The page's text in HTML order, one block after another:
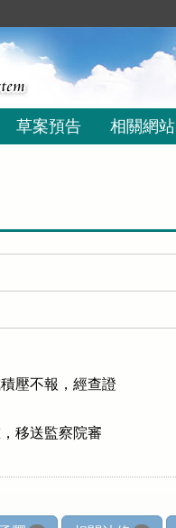
草案預告 相關網站
壓不報，經查證
移送監察院審